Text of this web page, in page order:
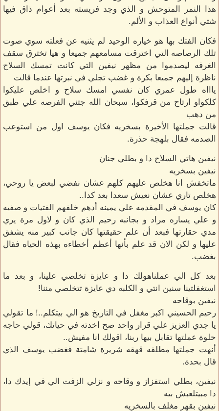
هذا النمر المتوحش و الذي وجد فريسته بعد أعوام ذاق فيها
شتي أنواع العذاب و الألم.
فكان الفتك بها هو خياره الوحيد لم يثنيه عن فعلته سوي صوت
تلك الرصاصه التي اخترقت مسامعهم جميعا و هيا تخترق سقف
الغرفه ليصدموا من مظهر نيفين التي كانت تمسك السلاح
ناظرة إليهم جميعا بكرة و غضب تجلي في نبرتها عندما قالت
ياااه طول عمري كان نفسي امسك سلاح و اخلص عليكوا
كلكواو ارتاح من قرفكوا، سبحان الله جتني الفرصه علي طبق
من دهب
قالت جملتها الأخيرة بسخريه فكان يوسف اول من استوعب
الصدمه فقال بلهجة حذرة.
نيفين هاتي السلاح دا و بطلي جنان
نيفين بسخريه
ماتخفش انا هخلص عليهم كلهم عشان نفضي لبعض يا روحي،
هخلص تاري عشان نعيش سعدا بعد كدا..
كان يوسف في المقدمه علي يمينه أدهم خلفهم الفتيات و صفيه
و علي يساره مراد و بجانبه رحيم الذي كان و لاول مرة يري
مدي حقارتها فبعد أن علم حقيقتها كان جانب كبير منه يشفق
عليها و لكن الان قد علم بأنها أعظم أخطاءه بهذه الحياه فقال
بغضب.
بعد كل الي عملناهولك دا و عايزة تخلصي علينا، و بعد ما
استغفلتينا سنين انتي و الكلبه دي عايزة تتخلصي مننا!
نيفين بوقاحه
رحيم الحسيني اكبر مغفل في التاريخ هو الي بيتكلم..! ما تقولي
يا جدي العزيز علي قرار واحد صح اخدته في حياتك، قولي حاجه
حلوة عملتها تقابل بيها ربنا، اقولك انا مفيش..
أنهت جملتها مطلقه قهقه شريرة شامتة فغضب يوسف الذي
قال بحدة.
نيفين، بطلي استفزاز و وقاحه و نزلي الزفت الي في إيدك دا،
دا مبيتلعبش بيه
نيفين بقهر مغلف بالسخريه